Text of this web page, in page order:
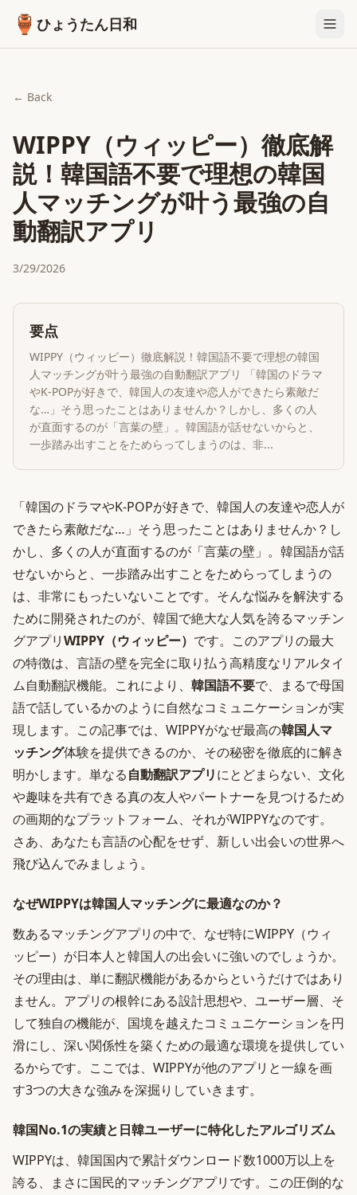
🏺 ひょうたん日和
← Back
WIPPY（ウィッピー）徹底解
説！韓国語不要で理想の韓国
人マッチングが叶う最強の自
動翻訳アプリ
3/29/2026
要点
WIPPY（ウィッピー）徹底解説！韓国語不要で理想の韓国
人マッチングが叶う最強の自動翻訳アプリ 「韓国のドラマ
やK-POPが好きで、韓国人の友達や恋人ができたら素敵だ
な…」そう思ったことはありませんか？しかし、多くの人
が直面するのが「言葉の壁」。韓国語が話せないからと、
一歩踏み出すことをためらってしまうのは、非...
「韓国のドラマやK-POPが好きで、韓国人の友達や恋人が
できたら素敵だな…」そう思ったことはありませんか？し
かし、多くの人が直面するのが「言葉の壁」。韓国語が話
せないからと、一歩踏み出すことをためらってしまうの
は、非常にもったいないことです。そんな悩みを解決する
ために開発されたのが、韓国で絶大な人気を誇るマッチン
グアプリWIPPY（ウィッピー） です。このアプリの最大
の特徴は、言語の壁を完全に取り払う高精度なリアルタイ
ム自動翻訳機能。これにより、 韓国語不要で、まるで母国
語で話しているかのように自然なコミュニケーションが実
現します。この記事では、WIPPYがなぜ最高の韓国人マ
ッチング体験を提供できるのか、その秘密を徹底的に解き
明かします。単なる自動翻訳アプリにとどまらない、文化
や趣味を共有できる真の友人やパートナーを見つけるため
の画期的なプラットフォーム、それがWIPPYなのです。
さあ、あなたも言語の心配をせず、新しい出会いの世界へ
飛び込んでみましょう。
なぜWIPPYは韓国人マッチングに最適なのか？
数あるマッチングアプリの中で、なぜ特にWIPPY（ウィ
ッピー）が日本人と韓国人の出会いに強いのでしょうか。
その理由は、単に翻訳機能があるからというだけではあり
ません。アプリの根幹にある設計思想や、ユーザー層、そ
して独自の機能が、国境を越えたコミュニケーションを円
滑にし、深い関係性を築くための最適な環境を提供してい
るからです。ここでは、WIPPYが他のアプリと一線を画
す3つの大きな強みを深掘りしていきます。
韓国No.1の実績と日韓ユーザーに特化したアルゴリズム
WIPPYは、韓国国内で累計ダウンロード数1000万以上を
誇る、まさに国民的マッチングアプリです。この圧倒的な